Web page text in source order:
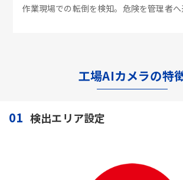
作業現場での転倒を検知。危険を管理者
工場AIカメラの特
01 検出エリア設定